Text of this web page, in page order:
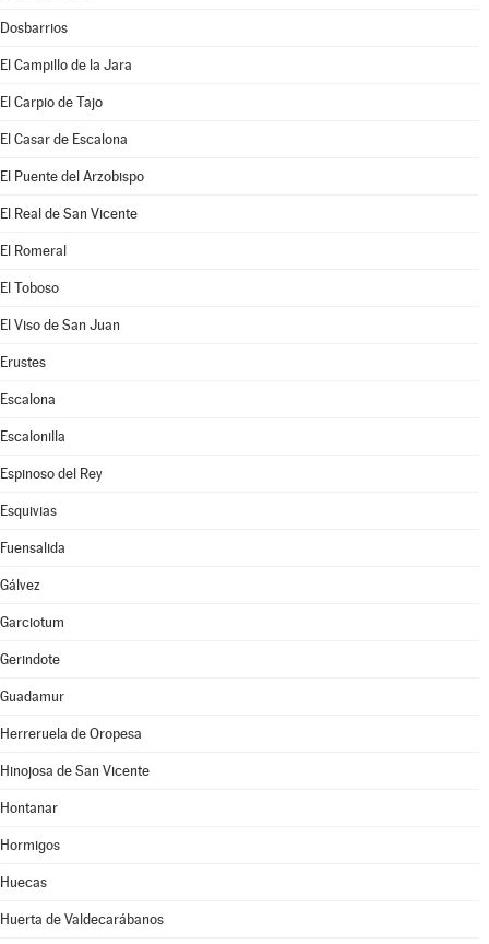
Dosbarrios
El Campillo de la Jara
El Carpio de Tajo
El Casar de Escalona
El Puente del Arzobispo
El Real de San Vicente
El Romeral
El Toboso
El Viso de San Juan
Erustes
Escalona
Escalonilla
Espinoso del Rey
Esquivias
Fuensalida
Gálvez
Garciotum
Gerindote
Guadamur
Herreruela de Oropesa
Hinojosa de San Vicente
Hontanar
Hormigos
Huecas
Huerta de Valdecarábanos